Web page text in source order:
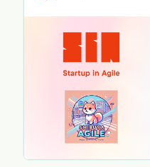
からこそ、アジャイル
み、価値を届け続ける
し、多くのチームが手
せん。 生成AIは、単な
く、アジャイル開発の